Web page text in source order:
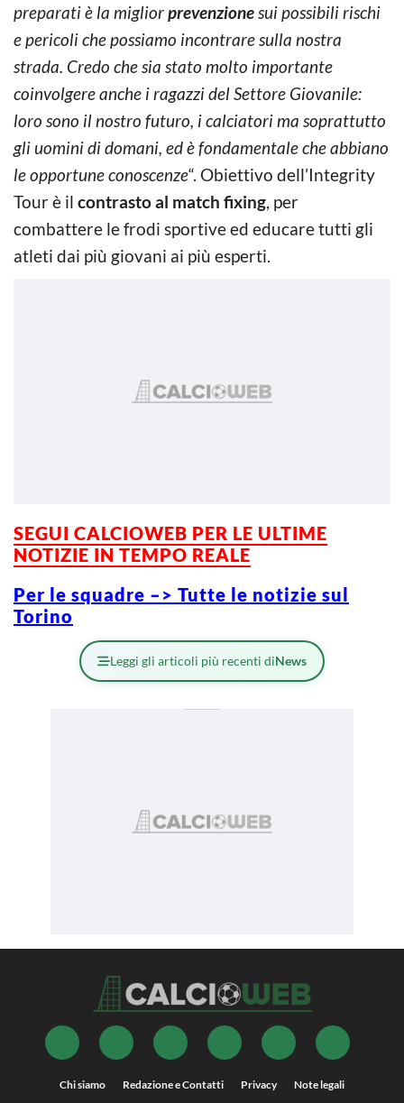
preparati è la migliorprevenzionesui possibili rischi
e pericoli che possiamo incontrare sulla nostra
strada. Credo che sia stato molto importante
coinvolgere anche i ragazzi del Settore Giovanile:
loro sono il nostro futuro, i calciatori ma soprattutto
gli uomini di domani, ed è fondamentale che abbiano
le opportune conoscenze“. Obiettivo dell’Integrity
Tour è il contrasto al match fixing, per
combattere le frodi sportive ed educare tutti gli
atleti dai più giovani ai più esperti.
SEGUI CALCIOWEB PER LE ULTIME
NOTIZIE IN TEMPO REALE
Per le squadre –> Tutte le notizie sul
Torino
Leggi gli articoli più recenti diNews
Chi siamo Redazione e Contatti Privacy Note legali